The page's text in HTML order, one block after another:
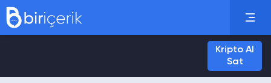
Kripto Al
Sat